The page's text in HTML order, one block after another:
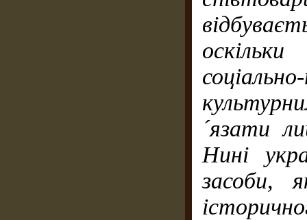
´язати
Нині
засоби,